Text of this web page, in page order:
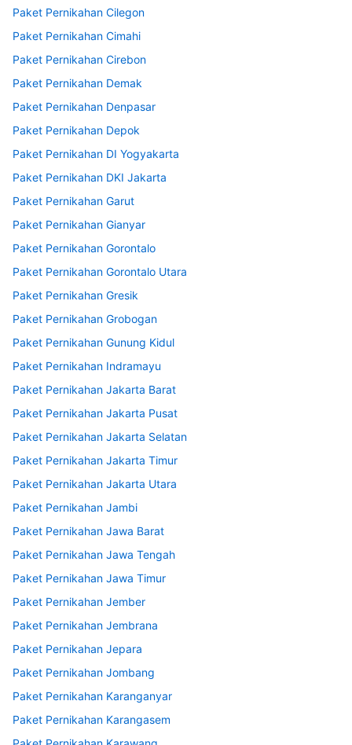
Paket Pernikahan Cilegon
Paket Pernikahan Cimahi
Paket Pernikahan Cirebon
Paket Pernikahan Demak
Paket Pernikahan Denpasar
Paket Pernikahan Depok
Paket Pernikahan DI Yogyakarta
Paket Pernikahan DKI Jakarta
Paket Pernikahan Garut
Paket Pernikahan Gianyar
Paket Pernikahan Gorontalo
Paket Pernikahan Gorontalo Utara
Paket Pernikahan Gresik
Paket Pernikahan Grobogan
Paket Pernikahan Gunung Kidul
Paket Pernikahan Indramayu
Paket Pernikahan Jakarta Barat
Paket Pernikahan Jakarta Pusat
Paket Pernikahan Jakarta Selatan
Paket Pernikahan Jakarta Timur
Paket Pernikahan Jakarta Utara
Paket Pernikahan Jambi
Paket Pernikahan Jawa Barat
Paket Pernikahan Jawa Tengah
Paket Pernikahan Jawa Timur
Paket Pernikahan Jember
Paket Pernikahan Jembrana
Paket Pernikahan Jepara
Paket Pernikahan Jombang
Paket Pernikahan Karanganyar
Paket Pernikahan Karangasem